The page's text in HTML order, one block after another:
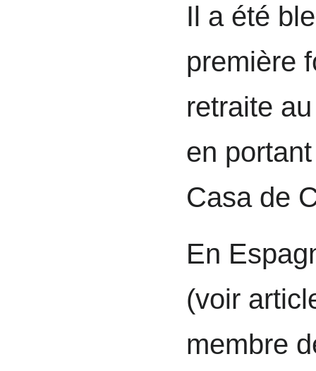
Il a été
première
retraite
en
Casa de
En
(voir
membre